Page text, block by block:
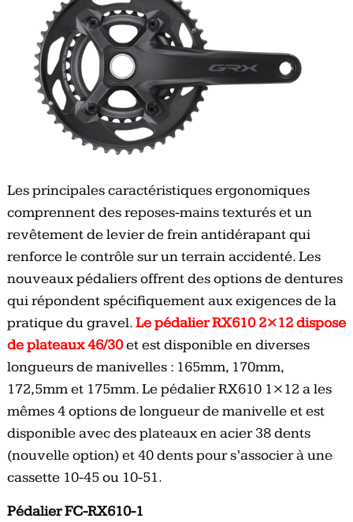
Les principales caractéristiques ergonomiques
comprennent des reposes-mains texturés et un
revêtement de levier de frein antidérapant qui
renforce le contrôle sur un terrain accidenté. Les
nouveaux pédaliers offrent des options de dentures
qui répondent spécifiquement aux exigences de la
pratique du gravel.Le pédalier RX610 2×12 dispose
de plateaux 46/30et est disponible en diverses
longueurs de manivelles : 165mm, 170mm,
172,5mm et 175mm. Le pédalier RX610 1×12 a les
mêmes 4 options de longueur de manivelle et est
disponible avec des plateaux en acier 38 dents
(nouvelle option) et 40 dents pour s’associer à une
cassette 10-45 ou 10-51.
Pédalier FC-RX610-1